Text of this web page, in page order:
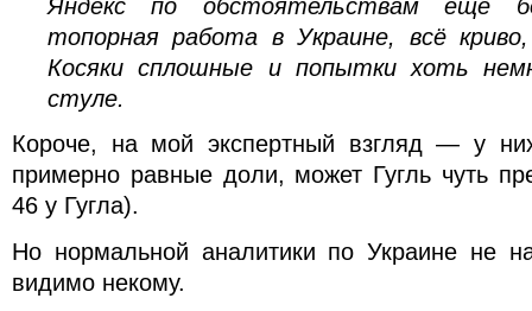
Яндекс по обстоятельствам ещё
топорная работа в Украине, всё
Косяки сплошные и попытки хоть
стуле.
Короче, на мой экспертный взгляд — у
примерно равные доли, может Гугль чуть
46 у Гугла).
Но нормальной аналитики по Украине не
видимо некому.